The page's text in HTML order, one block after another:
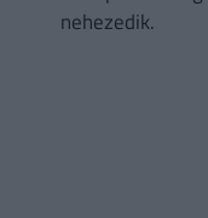
nehezedik.